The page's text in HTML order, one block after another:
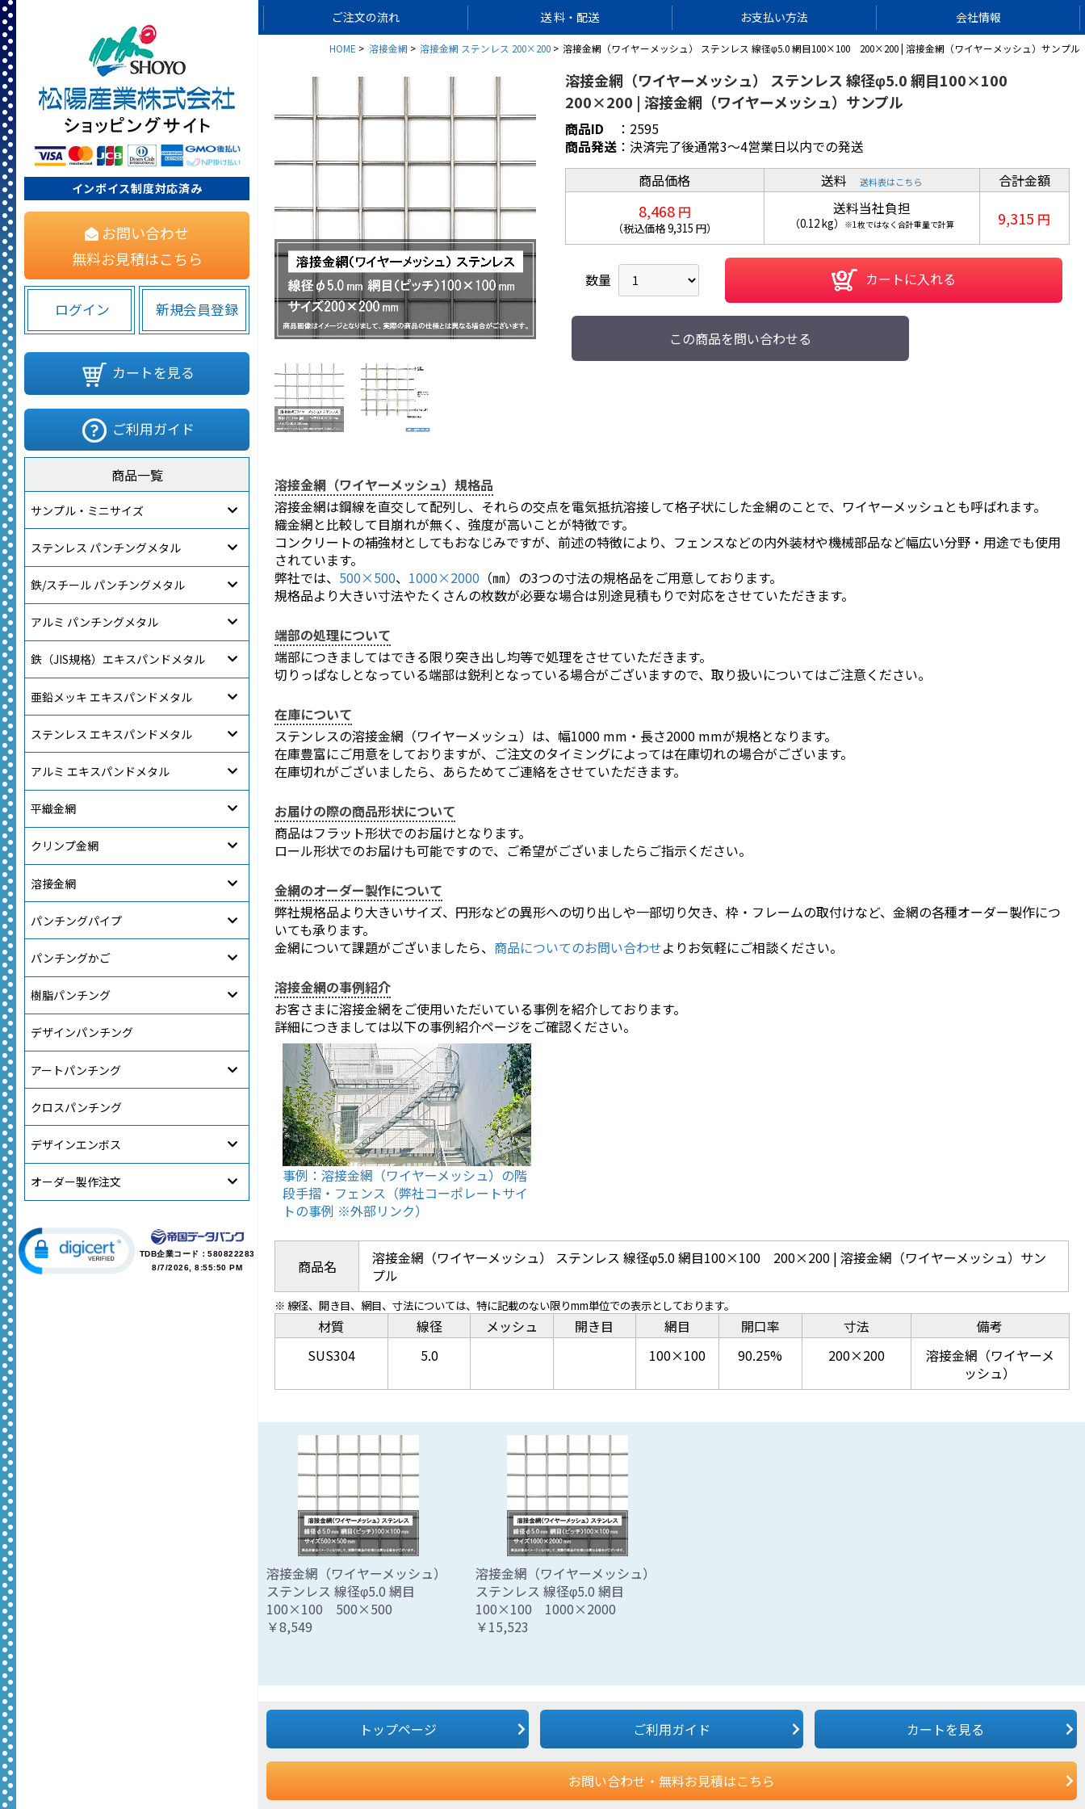
インボイス制度対応済み
お問い合わせ
無料お見積はこちら
ログイン 新規会員登録
カートを見る
ご利用ガイド
商品一覧
サンプル・ミニサイズ
ステンレス パンチングメタル
鉄/スチール パンチングメタル
アルミ パンチングメタル
鉄（JIS規格）エキスパンドメタル
亜鉛メッキ エキスパンドメタル
ステンレス エキスパンドメタル
アルミ エキスパンドメタル
平織金網
クリンプ金網
溶接金網
パンチングパイプ
パンチングかご
樹脂パンチング
デザインパンチング
アートパンチング
クロスパンチング
デザインエンボス
オーダー製作注文
TDB企業コード：580822283
8/7/2026, 8:55:50 PM
ご注文の流れ 送 料・配送 お支払い方法 会社情報
HOME 溶接金網 溶接金網 ステンレス 200×200 溶接金網（ワイヤーメッシュ） ステンレス 線径φ5.0 網目100×100 200×200 | 溶接金網（ワイヤーメッシュ）サンプル
溶接金網（ワイヤーメッシュ） ステンレス 線径φ5.0 網目100×100
200×200 | 溶接金網（ワイヤーメッシュ）サンプル
商品ID ： 2595
商品発送 ：決済完了後通常3～4営業日以内での発送
商品価格
8,468 円
（税込価格9,315 円）
送料送料表はこちら
送料当社負担
（0.12kg） ※1枚ではなく合計重量で計算
合計金額
9,315 円
数量 カートに入れる
この商品を問い合わせる
お買い物を続ける カートへ進む
溶接金網（ワイヤーメッシュ）規格品
溶接金網は鋼線を直交して配列し、それらの交点を電気抵抗溶接して格子状にした金網のことで、ワイヤーメッシュとも呼ばれます。
織金網と比較して目崩れが無く、強度が高いことが特徴です。
コンクリートの補強材としてもおなじみですが、前述の特徴により、フェンスなどの内外装材や機械部品など幅広い分野・用途でも使用
されています。
弊社では、 500×500、 1000×2000 （㎜）の3つの寸法の規格品をご用意しております。
規格品より大きい寸法やたくさんの枚数が必要な場合は別途見積もりで対応をさせていただきます。
端部の処理について
端部につきましてはできる限り突き出し均等で処理をさせていただきます。
切りっぱなしとなっている端部は鋭利となっている場合がございますので、取り扱いについてはご注意ください。
在庫について
ステンレスの溶接金網（ワイヤーメッシュ）は、幅1000 mm・長さ2000 mmが規格となります。
在庫豊富にご用意をしておりますが、ご注文のタイミングによっては在庫切れの場合がございます。
在庫切れがございましたら、あらためてご連絡をさせていただきます。
お届けの際の商品形状について
商品はフラット形状でのお届けとなります。
ロール形状でのお届けも可能ですので、ご希望がございましたらご指示ください。
金網のオーダー製作について
弊社規格品より大きいサイズ、円形などの異形への切り出しや一部切り欠き、枠・フレームの取付けなど、金網の各種オーダー製作につ
いても承ります。
金網について課題がございましたら、 商品についてのお問い合わせよりお気軽にご相談ください。
溶接金網の事例紹介
お客さまに溶接金網をご使用いただいている事例を紹介しております。
詳細につきましては以下の事例紹介ページをご確認ください。
事例：溶接金網（ワイヤーメッシュ）の階
段手摺・フェンス（弊社コーポレートサイ
トの事例 ※外部リンク）
商品名
溶接金網（ワイヤーメッシュ） ステンレス 線径φ5.0 網目100×100 200×200 | 溶接金網（ワイヤーメッシュ）サン
プル
※ 線径、開き目、網目、寸法については、特に記載のない限りmm単位での表示としております。
材質
SUS304
線径
5.0
メッシュ 開き目
網目
100×100
開口率
90.25%
寸法
200×200
備考
溶接金網（ワイヤーメ
ッシュ）
溶接金網（ワイヤーメッシュ）
ステンレス 線径φ5.0 網目
100×100 500×500
￥8,549
溶接金網（ワイヤーメッシュ）
ステンレス 線径φ5.0 網目
100×100 1000×2000
￥15,523
トップページ ご利用ガイド カートを見る
お問い合わせ・無料お見積はこちら